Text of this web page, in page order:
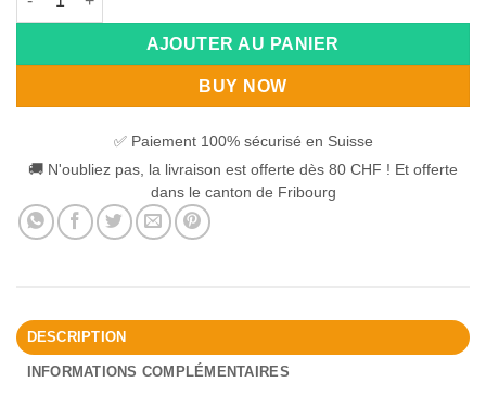
AJOUTER AU PANIER
BUY NOW
✅ Paiement 100% sécurisé en Suisse
🚚 N'oubliez pas, la livraison est offerte dès 80 CHF ! Et offerte
dans le canton de Fribourg
DESCRIPTION
INFORMATIONS COMPLÉMENTAIRES